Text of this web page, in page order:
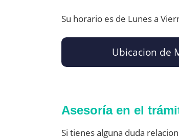
Su horario es de Lunes a
Ubicacion de
Asesoría en el
Si tienes alguna duda